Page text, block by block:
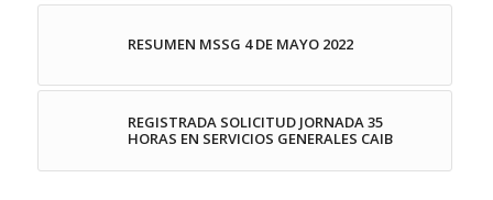
RESUMEN MSSG 4 DE MAYO 2022
REGISTRADA SOLICITUD JORNADA 35
HORAS EN SERVICIOS GENERALES CAIB